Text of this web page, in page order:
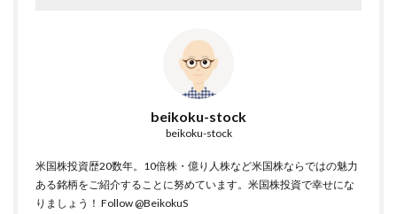
beikoku-stock
beikoku-stock
米国株投資歴20数年。10倍株・億り人株など米国株ならではの魅力
ある銘柄をご紹介することに努めています。米国株投資で幸せにな
りましょう！ Follow @BeikokuS